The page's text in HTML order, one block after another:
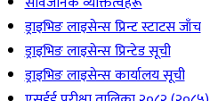
ड्राइभिङ लाइसेन्स प्रिन्ट स्टाटस जाँच
ड्राइभिङ लाइसेन्स प्रिन्टेड सूची
ड्राइभिङ लाइसेन्स कार्यालय सूची